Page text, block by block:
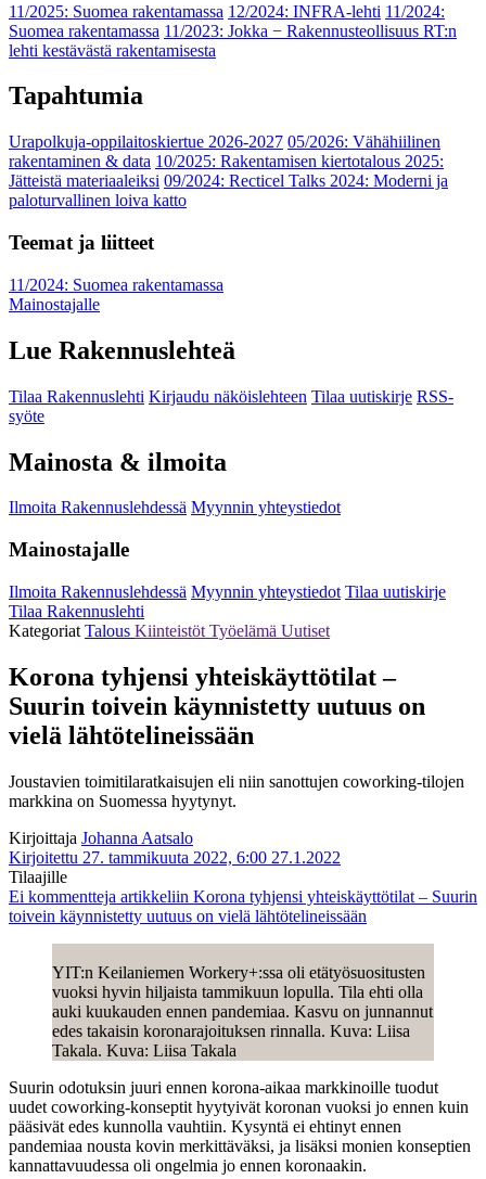
11/2025: Suomea rakentamassa 12/2024: INFRA-lehti 11/2024:
Suomea rakentamassa 11/2023: Jokka − Rakennusteollisuus RT:n
lehti kestävästä rakentamisesta
Tapahtumia
Urapolkuja-oppilaitoskiertue 2026-2027 05/2026: Vähähiilinen
rakentaminen & data 10/2025: Rakentamisen kiertotalous 2025:
Jätteistä materiaaleiksi 09/2024: Recticel Talks 2024: Moderni ja
paloturvallinen loiva katto
Teemat ja liitteet
11/2024: Suomea rakentamassa
Mainostajalle
Lue Rakennuslehteä
Tilaa Rakennuslehti Kirjaudu näköislehteen Tilaa uutiskirje RSS-
syöte
Mainosta & ilmoita
Ilmoita Rakennuslehdessä Myynnin yhteystiedot
Mainostajalle
Ilmoita Rakennuslehdessä Myynnin yhteystiedot Tilaa uutiskirje
Tilaa Rakennuslehti
Kategoriat Talous Kiinteistöt Työelämä Uutiset
Korona tyhjensi yhteiskäyttötilat –
Suurin toivein käynnistetty uutuus on
vielä lähtötelineissään
Joustavien toimitilaratkaisujen eli niin sanottujen coworking-tilojen
markkina on Suomessa hyytynyt.
Kirjoittaja Johanna Aatsalo
Kirjoitettu 27. tammikuuta 2022, 6:00 27.1.2022
Tilaajille
Ei kommentteja artikkeliin Korona tyhjensi yhteiskäyttötilat – Suurin
toivein käynnistetty uutuus on vielä lähtötelineissään
YIT:n Keilaniemen Workery+:ssa oli etätyösuositusten
vuoksi hyvin hiljaista tammikuun lopulla. Tila ehti olla
auki kuukauden ennen pandemiaa. Kasvu on junnannut
edes takaisin koronarajoituksen rinnalla. Kuva: Liisa
Takala. Kuva: Liisa Takala
Suurin odotuksin juuri ennen korona-aikaa markkinoille tuodut
uudet coworking-konseptit hyytyivät koronan vuoksi jo ennen kuin
pääsivät edes kunnolla vauhtiin. Kysyntä ei ehtinyt ennen
pandemiaa nousta kovin merkittäväksi, ja lisäksi monien konseptien
kannattavuudessa oli ongelmia jo ennen koronaakin.